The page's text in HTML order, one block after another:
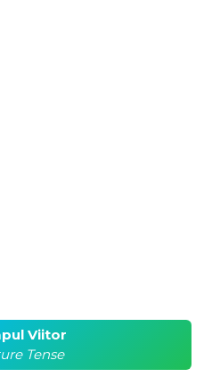
Viitor
Tense